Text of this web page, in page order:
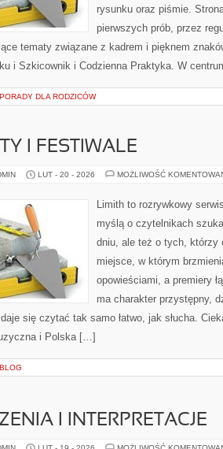
rysunku oraz piśmie.
pierwszych prób, przez
tematy związane z kadrem i pięknem
i Szkicownik i Codzienna Praktyka. W
PORADY DLA RODZICÓW
I FESTIWALE
LUT - 20 - 2026 MOŻLIWOŚĆ
Limith to rozrywkowy
myślą o czytelnikach
dniu, ale też o tych, którzy
miejsce, w którym
opowieściami, a premiery
ma charakter przystępny,
się czytać tak samo łatwo, jak słucha.
i Polska […]
BLOG
I INTERPRETACJE